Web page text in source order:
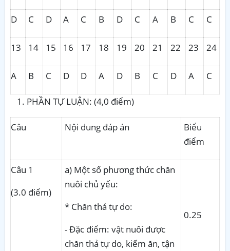
D C D A C B D C A B C C
13 14 15 16 17 18 19 20 21 22 23 24
A B C D D A D B C D A C
PHẦN TỰ LUẬN: (4,0 điểm)
Câu Nội dung đáp án
Biểu
điểm
Câu 1
(3.0 điểm)
a) Một số phương thức chăn
nuôi chủ yếu:
* Chăn thả tự do:
- Đặc điểm: vật nuôi được
chăn thả tự do, kiếm ăn, tận
0.25